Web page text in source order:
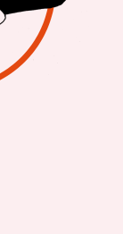
Gehirn
aus
mehr“,
ein bisschen